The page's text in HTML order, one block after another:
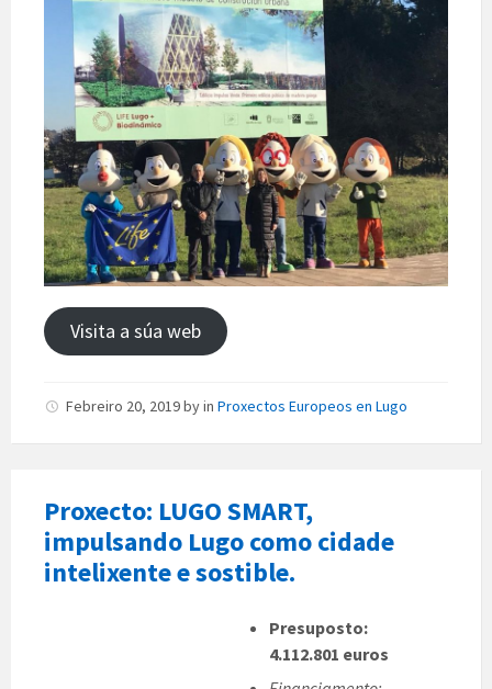
Visita a súa web
Febreiro 20, 2019byin Proxectos Europeos en Lugo
Proxecto: LUGO SMART,
impulsando Lugo como cidade
intelixente e sostible.
Presuposto:
4.112.801 euros